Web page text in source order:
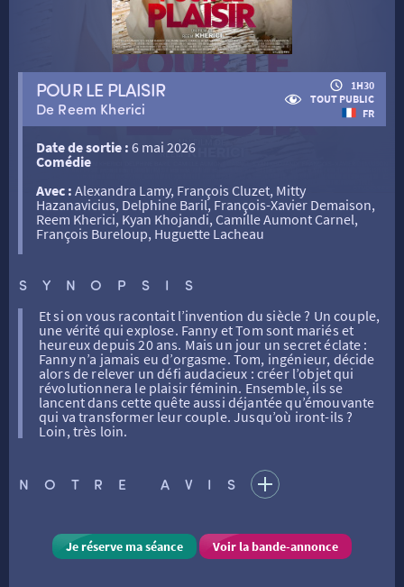
RETOUR
FILMS
HORAIRES
RETOUR
SÉANCES SPÉCIALES
THÉ CINÉ
RÉTRO VISION
LA PROG QUI OSE
ATELIERS PRATIQUES
RETOUR
LA SÉLECTION DES AMIS DU CINÉMA & LES FILMS
D’ACTUALITÉS
LES DISPOSITIFS NATIONAUX
LES ATELIERS EN CLASSE
HISTORIQUE
TARIFS
NOS SALLES
POUR LE PLAISIR
De Reem Kherici
1H30
TOUT PUBLIC
FR
Date de sortie : 6 mai 2026
Comédie
Avec : Alexandra Lamy, François Cluzet, Mitty
Hazanavicius, Delphine Baril, François-Xavier Demaison,
Reem Kherici, Kyan Khojandi, Camille Aumont Carnel,
François Bureloup, Huguette Lacheau
SYNOPSIS
Et si on vous racontait l’invention du siècle ? Un couple,
une vérité qui explose. Fanny et Tom sont mariés et
heureux depuis 20 ans. Mais un jour un secret éclate :
Fanny n’a jamais eu d’orgasme. Tom, ingénieur, décide
alors de relever un défi audacieux : créer l’objet qui
révolutionnera le plaisir féminin. Ensemble, ils se
lancent dans cette quête aussi déjantée qu’émouvante
qui va transformer leur couple. Jusqu’où iront-ils ?
Loin, très loin.
NOTRE AVIS
Je réserve ma séance Voir la bande-annonce